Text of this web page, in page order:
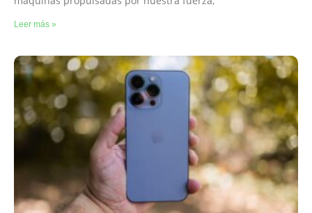
Leer más »